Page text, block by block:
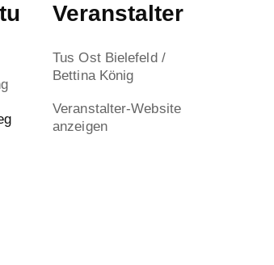
Veranstalter
Tus Ost Bielefeld /
Bettina König
Veranstalter-Website
anzeigen